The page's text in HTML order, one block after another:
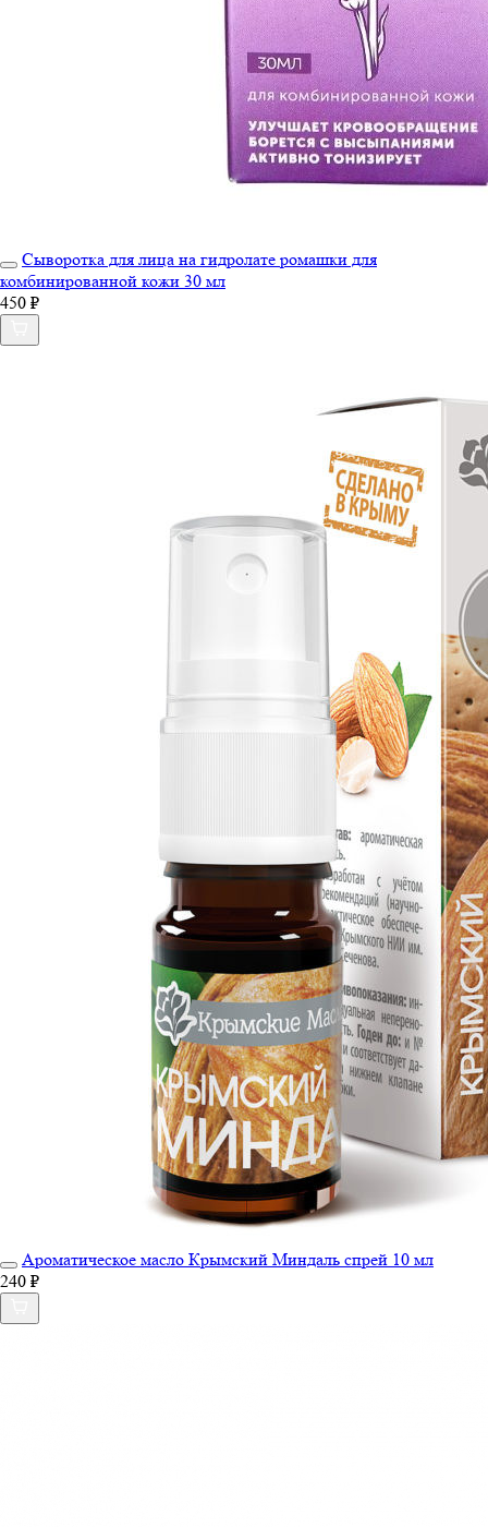
Сыворотка для лица на гидролате ромашки для
комбинированной кожи 30 мл
450 ₽
Ароматическое масло Крымский Миндаль спрей 10 мл
240 ₽